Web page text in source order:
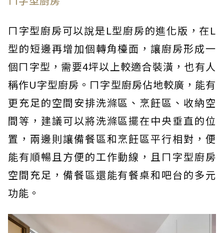
ㄇ字型廚房可以說是L型廚房的進化版，在L
型的短邊再增加個轉角檯面，讓廚房形成一
個ㄇ字型，需要4坪以上較適合裝潢，也有人
稱作U字型廚房。ㄇ字型廚房佔地較廣，能有
更充足的空間安排洗滌區、烹飪區、收納空
間等，建議可以將洗滌區擺在中央垂直的位
置，兩邊則讓備餐區和烹飪區平行相對，便
能有順暢且方便的工作動線，且ㄇ字型廚房
空間充足，備餐區還能有餐桌和吧台的多元
功能。